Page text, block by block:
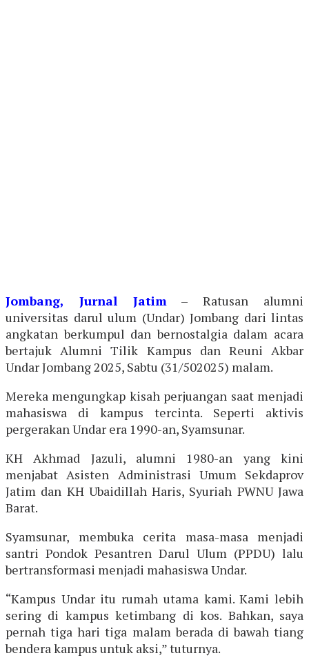
Jombang, Jurnal Jatim – Ratusan alumni
universitas darul ulum (Undar) Jombang dari lintas
angkatan berkumpul dan bernostalgia dalam acara
bertajuk Alumni Tilik Kampus dan Reuni Akbar
Undar Jombang 2025, Sabtu (31/502025) malam.
Mereka mengungkap kisah perjuangan saat menjadi
mahasiswa di kampus tercinta. Seperti aktivis
pergerakan Undar era 1990-an, Syamsunar.
KH Akhmad Jazuli, alumni 1980-an yang kini
menjabat Asisten Administrasi Umum Sekdaprov
Jatim dan KH Ubaidillah Haris, Syuriah PWNU Jawa
Barat.
Syamsunar, membuka cerita masa-masa menjadi
santri Pondok Pesantren Darul Ulum (PPDU) lalu
bertransformasi menjadi mahasiswa Undar.
“Kampus Undar itu rumah utama kami. Kami lebih
sering di kampus ketimbang di kos. Bahkan, saya
pernah tiga hari tiga malam berada di bawah tiang
bendera kampus untuk aksi,” tuturnya.